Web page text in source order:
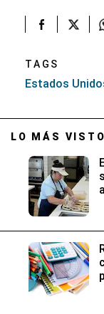
TAGS
Estados
LO MÁS VISTO